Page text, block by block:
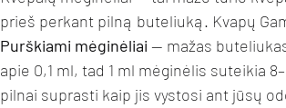
prieš perkant pilną buteliuką. Kvapų
Purškiami mėginėliai — mažas
apie 0,1 ml, tad 1 ml mėginėlis suteikia
pilnai suprasti kaip jis vystosi ant jūsų